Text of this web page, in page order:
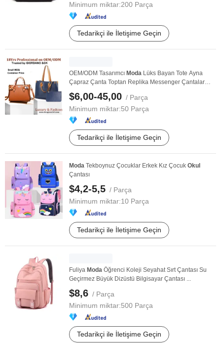
Minimum miktar:200 Parça
Tedarikçi ile İletişime Geçin
OEM/ODM Tasarımcı Moda Lüks Bayan Tote Ayna
Çapraz Çanta Toptan Replika Messenger Çantalar
Okul
$6,00-45,00 / Parça
Minimum miktar:50 Parça
Tedarikçi ile İletişime Geçin
Moda Tekboynuz Çocuklar Erkek Kız Çocuk Okul
Çantası
$4,2-5,5 / Parça
Minimum miktar:10 Parça
Tedarikçi ile İletişime Geçin
Fuliya Moda Öğrenci Koleji Seyahat Sırt Çantası Su
Geçirmez Büyük Dizüstü Bilgisayar Çantası ...
$8,6 / Parça
Minimum miktar:500 Parça
Tedarikçi ile İletişime Geçin